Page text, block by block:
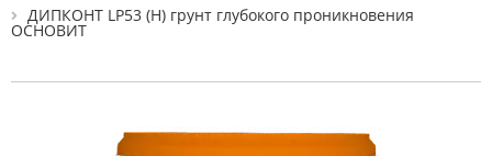
ДИПКОНТ LP53 (Н) грунт глубокого проникновения
ОСНОВИТ